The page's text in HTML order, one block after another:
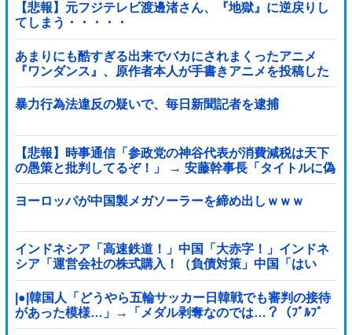
【悲報】元フジテレビ渡邊渚さん、『地獄』に逆戻りし
てしまう・・・・・
あまりにも酷すぎる出来でバカにされまくったアニメ
『ワンダンス』、原作者本人が手書きアニメを投稿した
結果・・・ｗｗｗｗｗｗ他
暴力行為法違反の疑いで、毎日新聞記者を逮捕
【悲報】時事通信「参政党の神谷代表が消費減税は天下
の愚策と批判してるぞ！」 → 安藤幹事長「タイトルに偽
りあり！『参政党は消費税廃止派、減税派』」ｗｗｗｗ
ｗｗｗｗ
ヨーロッパが中国製メガソーラーを締め出しｗｗｗ
インドネシア「高速鉄道！」中国「大赤字！」インドネ
シア「運営会社の株式購入！（負債対策」中国「はい
（巨額負債」インドネシア「700km延伸計画！（実質中
止」→
|●|韓国人「どうやら五輪サッカー日韓戦でも審判の接待
があった模様…」→「メダル剥奪なのでは…？（ﾌﾞﾙﾌﾞ
ﾙ」＝韓国の反応